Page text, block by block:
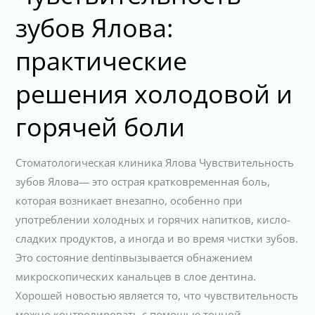
зубов Ялова:
практические
решения холодовой и
горячей боли
Стоматологическая клиника Ялова Чувствительность
зубов Ялова— это острая кратковременная боль,
которая возникает внезапно, особенно при
употреблении холодных и горячих напитков, кисло-
сладких продуктов, а иногда и во время чистки зубов.
Это состояние dentinвызывается обнажением
микроскопических канальцев в слое дентина.
Хорошей новостью является то, что чувствительность